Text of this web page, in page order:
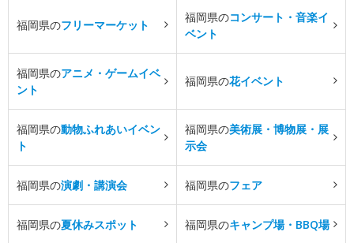
福岡県のフリーマーケット
福岡県のコンサート・音楽イ
ベント
福岡県のアニメ・ゲームイベ
ント
福岡県の花イベント
福岡県の動物ふれあいイベン
ト
福岡県の美術展・博物展・展
示会
福岡県の演劇・講演会 福岡県のフェア
福岡県の夏休みスポット 福岡県のキャンプ場・BBQ場